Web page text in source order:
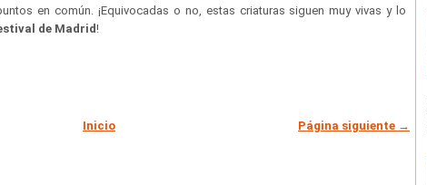
en común. ¡Equivocadas o no, estas criaturas siguen muy vivas y lo
de Madrid!
Página siguiente →
Inicio